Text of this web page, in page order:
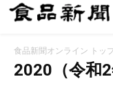
食品新聞オンライン トッ
2020（令和